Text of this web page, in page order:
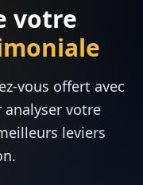
votre
vous offert avec
votre
leviers